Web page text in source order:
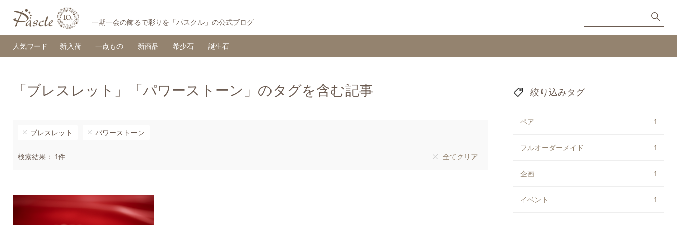
一期一会の飾るで彩りを「パスクル」の公式ブログ
人気ワード 新入荷 一点もの 新商品 希少石 誕生石
「ブレスレット」「パワーストーン」のタグを含む記事
ブレスレット パワーストーン
検索結果： 1件 全てクリア
絞り込みタグ
ペア 1
フルオーダーメイド 1
企画 1
イベント 1